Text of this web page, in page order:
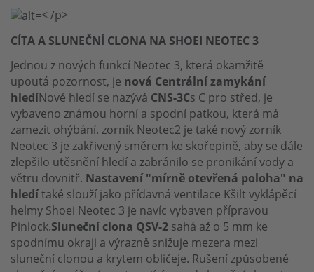
< /p>
CÍTA A SLUNEČNÍ CLONA NA SHOEI NEOTEC 3
Jednou z nových funkcí Neotec 3, která okamžitě
upoutá pozornost, je nová Centrální zamykání
hledíNové hledí se nazývá CNS-3Cs C pro střed, je
vybaveno známou horní a spodní patkou, která má
zamezit ohýbání. zorník Neotec2 je také nový zorník
Neotec 3 je zakřivený směrem ke skořepině, aby se dále
zlepšilo utěsnění hledí a zabránilo se pronikání vody a
větru dovnitř. Nastavení "mírně otevřená poloha" na
hledítaké slouží jako přídavná ventilace Kšilt vyklápěcí
helmy Shoei Neotec 3 je navíc vybaven přípravou
Pinlock.Sluneční clona QSV-2 sahá až o 5 mm ke
spodnímu okraji a výrazně snižuje mezera mezi
sluneční clonou a krytem obličeje. Rušení způsobené